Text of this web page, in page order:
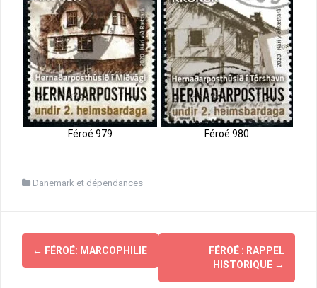
Féroé 979 Féroé 980
Danemark et dépendances
Navigation
d'article
← FÉROÉ: MARCOPHILIE
FÉROÉ : RAPPEL
HISTORIQUE →